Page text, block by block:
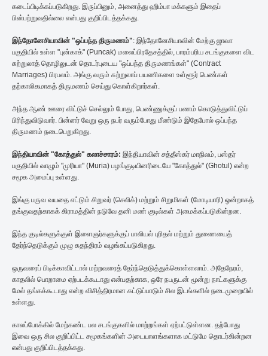
கடைப்பிடிக்கப்படுகிறது. இருப்பினும், அனைத்து ஹிம்பா மக்களும் இதைப்
பின்பற்றுவதில்லை என்பது குறிப்பிடத்தக்கது.
இந்தோனேசியாவின் "ஒப்பந்த திருமணம்": இந்தோனேசியாவின் மேற்கு ஜாவா
பகுதியில் உள்ள "புன்காக்" (Puncak) மலைப்பிரதேசத்தில், பாரம்பரிய சடங்குகளை விட
சுற்றுலாத் தொழிலுடன் தொடர்புடைய "ஒப்பந்த திருமணங்கள்" (Contract
Marriages) பிரபலம். அங்கு வரும் சுற்றுலாப் பயணிகளை உள்ளூர் பெண்கள்
தற்காலிகமாகத் திருமணம் செய்து கொள்கிறார்கள்.
அந்த ஆண் ஊரை விட்டுச் செல்லும் போது, பெண்ணுக்குப் பணம் கொடுத்துவிட்டுப்
பிரிந்துவிடுவார். பின்னர் வேறு ஒரு நபர் வரும்போது மீண்டும் இதேபோல் ஒப்பந்த
திருமணம் நடைபெறுகிறது.
இந்தியாவின் "கோத்துல்" கலாச்சாரம்: இந்தியாவின் சத்தீஸ்கர் மாநிலம், பஸ்தர்
பகுதியில் வாழும் "முரியா" (Muria) பழங்குடியினரிடையே "கோத்துல்" (Ghotul) என்ற
சமூக அமைப்பு உள்ளது.
இங்கு பருவ வயதை எட்டும் சிறுவர் (செலிக்) மற்றும் சிறுமிகள் (மோடியாரி) ஒன்றாகத்
தங்குவதற்காகக் கிராமத்தின் நடுவே தனி மண் குடில்கள் அமைக்கப்படுகின்றன.
இந்த குடில்களுக்குள் இளைஞர்களுக்குப் பாலியல் புரிதல் மற்றும் துணையைத்
தேர்ந்தெடுக்கும் முழு சுதந்திரம் வழங்கப்படுகிறது.
ஒருவரைப் பிடிக்காவிட்டால் மற்றவரைத் தேர்ந்தெடுத்துக்கொள்ளலாம். அதேநேரம்,
காதலில் பொறாமை ஏற்படக்கூடாது என்பதற்காக, ஒரே நபருடன் மூன்று நாட்களுக்கு
மேல் தங்கக்கூடாது என்ற விசித்திரமான கட்டுப்பாடும் சில இடங்களில் நடைமுறையில்
உள்ளது.
காலப்போக்கில் மேற்கண்ட பல சடங்குகளில் மாற்றங்கள் ஏற்பட்டுள்ளன. தற்போது
இவை ஒரு சில குறிப்பிட்ட சமூகங்களின் அடையாளங்களாக மட்டுமே தொடர்கின்றன
என்பது குறிப்பிடத்தக்கது.